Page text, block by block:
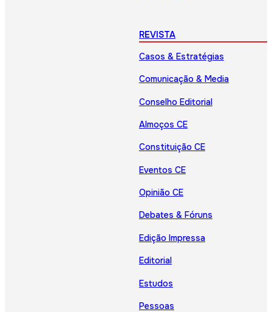
REVISTA
Casos & Estratégias
Comunicação & Media
Conselho Editorial
Almoços CE
Constituição CE
Eventos CE
Opinião CE
Debates & Fóruns
Edição Impressa
Editorial
Estudos
Pessoas